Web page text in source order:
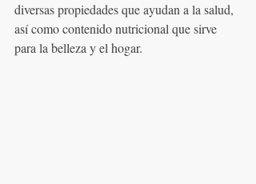
diversas propiedades que ayudan a la salud,
así como contenido nutricional que sirve
para la belleza y el hogar.